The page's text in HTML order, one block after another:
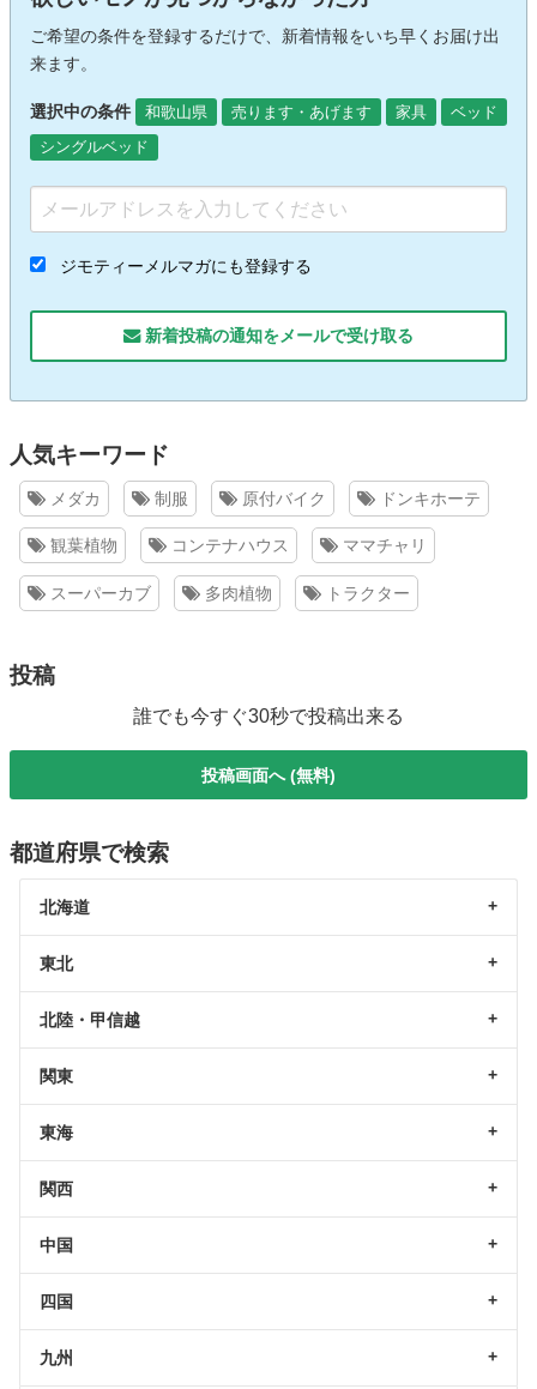
ご希望の条件を登録するだけで、新着情報をいち早くお届け出
来ます。
選択中の条件 和歌山県 売ります・あげます 家具
ベッド
シングルベッド
ジモティーメルマガにも登録する
新着投稿の通知をメールで受け取る
人気キーワード
メダカ 制服 原付バイク ドンキホーテ
観葉植物 コンテナハウス ママチャリ
スーパーカブ 多肉植物 トラクター
投稿
誰でも今すぐ30秒で投稿出来る
投稿画面へ (無料)
都道府県で検索
北海道
東北
北陸・甲信越
関東
東海
関西
中国
四国
九州